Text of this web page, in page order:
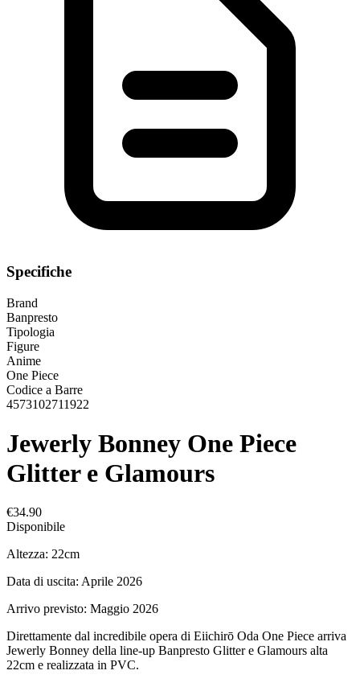
Specifiche
Brand
Banpresto
Tipologia
Figure
Anime
One Piece
Codice a Barre
4573102711922
Jewerly Bonney One Piece
Glitter e Glamours
€34.90
Disponibile
Altezza: 22cm
Data di uscita: Aprile 2026
Arrivo previsto: Maggio 2026
Direttamente dal incredibile opera di Eiichirō Oda One Piece arriva
Jewerly Bonney della line-up Banpresto Glitter e Glamours alta
22cm e realizzata in PVC.